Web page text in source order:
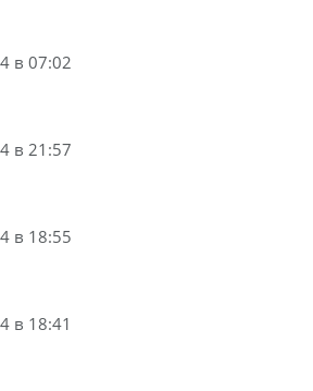
в 07:02
в 21:57
в 18:55
в 18:41